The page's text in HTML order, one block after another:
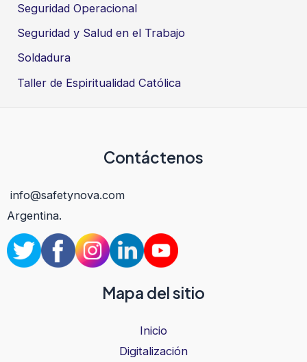
Seguridad Operacional
Seguridad y Salud en el Trabajo
Soldadura
Taller de Espiritualidad Católica
Contáctenos
info@safetynova.com
Argentina.
Mapa del sitio
Inicio
Digitalización